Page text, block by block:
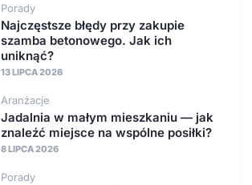
Porady
Najczęstsze błędy przy zakupie
szamba betonowego. Jak ich
uniknąć?
13 LIPCA 2026
Aranżacje
Jadalnia w małym mieszkaniu — jak
znaleźć miejsce na wspólne posiłki?
8 LIPCA 2026
Porady